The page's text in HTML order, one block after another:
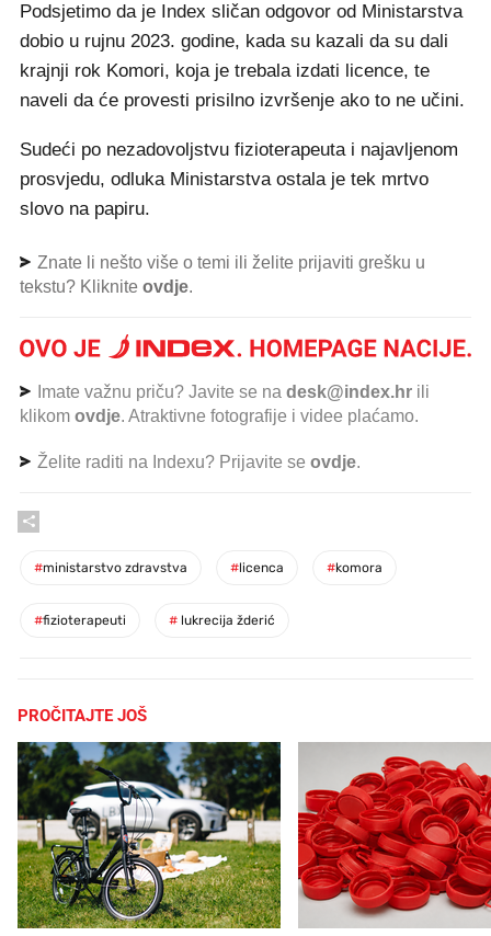
Podsjetimo da je Index sličan odgovor od Ministarstva
dobio u rujnu 2023. godine, kada su kazali da su dali
krajnji rok Komori, koja je trebala izdati licence, te
naveli da će provesti prisilno izvršenje ako to ne učini.
Sudeći po nezadovoljstvu fizioterapeuta i najavljenom
prosvjedu, odluka Ministarstva ostala je tek mrtvo
slovo na papiru.
Znate li nešto više o temi ili želite prijaviti grešku u
tekstu? Kliknite ovdje.
Imate važnu priču? Javite se na desk@index.hr ili
klikom ovdje. Atraktivne fotografije i videe plaćamo.
Želite raditi na Indexu? Prijavite se ovdje.
#ministarstvo zdravstva #licenca #komora
#fizioterapeuti # lukrecija žderić
PROČITAJTE JOŠ